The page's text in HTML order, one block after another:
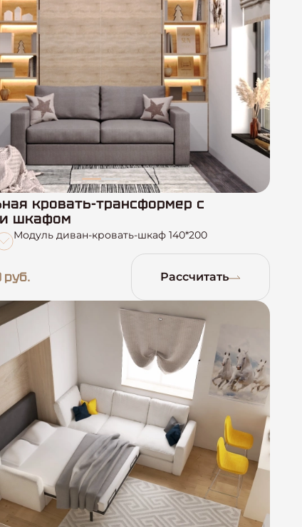
кровать-трансформер с
шкафом
Модуль диван-кровать-шкаф 140*200
руб. Рассчитать